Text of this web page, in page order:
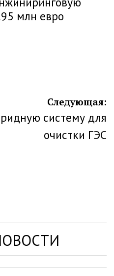
млн евро
Следующая:
систему для
очистки ГЭС